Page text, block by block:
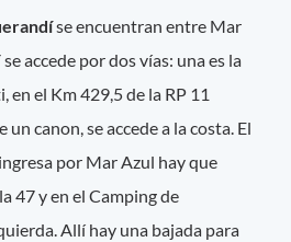
se encuentran entre Mar
accede por dos vías: una es la
en el Km 429,5 de la RP 11
canon, se accede a la costa. El
por Mar Azul hay que
47 y en el Camping de
Allí hay una bajada para